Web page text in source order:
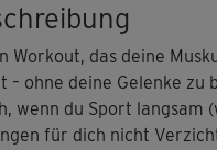
Workout, das ​deine
– ​ohne deine Gelenke
wenn du Sport
für dich nicht